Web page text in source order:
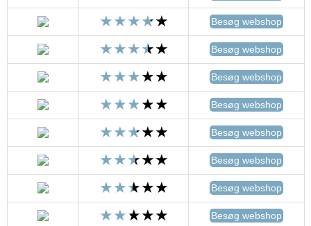
Besøg webshop
Besøg webshop
Besøg webshop
Besøg webshop
Besøg webshop
Besøg webshop
Besøg webshop
Besøg webshop